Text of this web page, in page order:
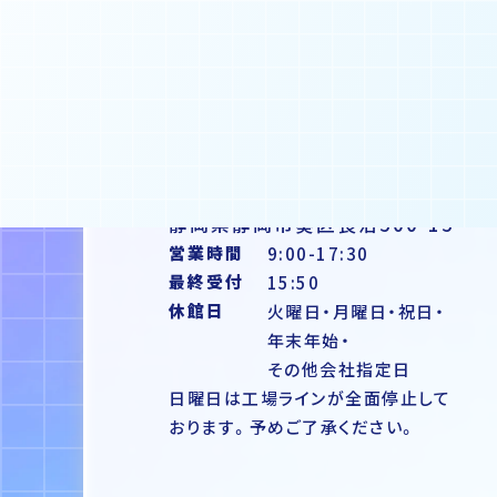
静岡県静岡市葵区長沼500-15
営業時間
9:00-17:30
最終受付
15:50
休館日
火曜日・月曜日・祝日・
年末年始・
その他会社指定日
日曜日は工場ラインが全面停止して
おります。予めご了承ください。